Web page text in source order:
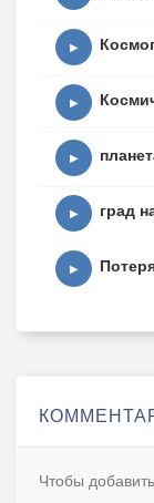
▶
▶
▶
▶ град
▶
Чтобы